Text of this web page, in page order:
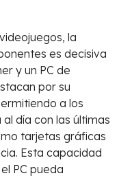
la
es decisiva
y un PC de
por su
a los
día con las últimas
tarjetas gráficas
Esta capacidad
PC pueda